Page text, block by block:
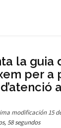
la guia
per a
modificación 15
58 segundos